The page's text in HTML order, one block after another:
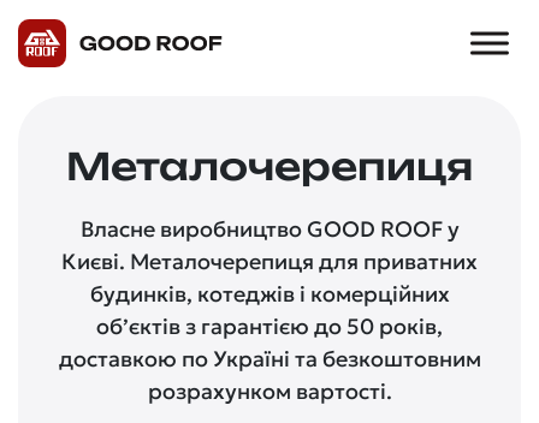
Металочерепиця
Власне виробництво GOOD ROOF у
Києві. Металочерепиця для приватних
будинків, котеджів і комерційних
об’єктів з гарантією до 50 років,
доставкою по Україні та безкоштовним
розрахунком вартості.